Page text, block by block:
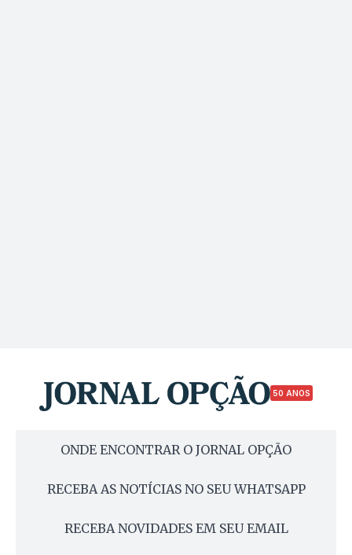
50 ANOS
ONDE ENCONTRAR O JORNAL OPÇÃO
RECEBA AS NOTÍCIAS NO SEU WHATSAPP
RECEBA NOVIDADES EM SEU EMAIL